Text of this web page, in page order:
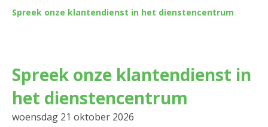
Spreek onze klantendienst in het dienstencentrum
Spreek onze klantendienst in
het dienstencentrum
woensdag 21 oktober 2026